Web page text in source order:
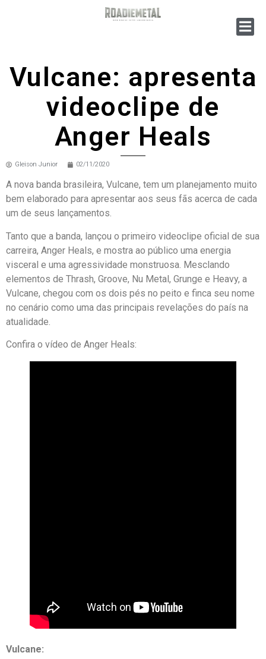
Vulcane: apresenta
videoclipe de
Anger Heals
Gleison Junior 02/11/2020
A nova banda brasileira, Vulcane, tem um planejamento muito
bem elaborado para apresentar aos seus fãs acerca de cada
um de seus lançamentos.
Tanto que a banda, lançou o primeiro videoclipe oficial de sua
carreira, Anger Heals, e mostra ao público uma energia
visceral e uma agressividade monstruosa. Mesclando
elementos de Thrash, Groove, Nu Metal, Grunge e Heavy, a
Vulcane, chegou com os dois pés no peito e finca seu nome
no cenário como uma das principais revelações do país na
atualidade.
Confira o vídeo de Anger Heals:
Vulcane: